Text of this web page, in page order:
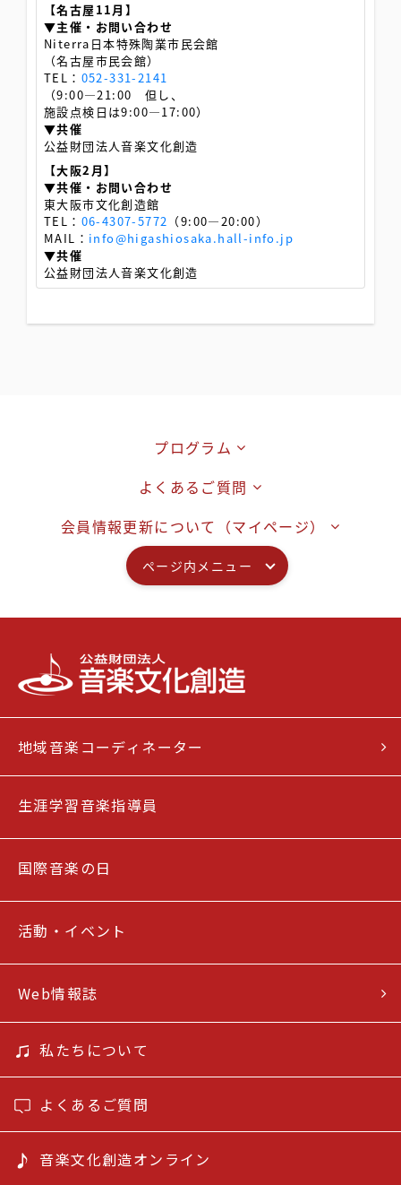
【名古屋11月】
▼主催・お問い合わせ
Niterra日本特殊陶業市民会館
（名古屋市民会館）
TEL： 052-331-2141
（9:00―21:00 但し、
施設点検日は9:00―17:00）
▼共催
公益財団法人音楽文化創造
【大阪2月】
▼共催・お問い合わせ
東大阪市文化創造館
TEL： 06-4307-5772 （9:00―20:00）
MAIL： info@higashiosaka.hall-info.jp
▼共催
公益財団法人音楽文化創造
プログラム
よくあるご質問
会員情報更新について（マイページ）
ページ内メニュー
地域音楽コーディネーター
生涯学習音楽指導員
国際音楽の日
活動・イベント
Web情報誌
私たちについて
よくあるご質問
音楽文化創造オンライン